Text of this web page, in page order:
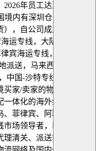
年员工达到100人，
内有深圳仓，广东东
，自公司成立便致力于
运专线，大陆-台湾空运
宾海运专线，中国-菲律
派送，马来西亚/泰国/新
中国-沙特专线，双清门
家/卖家的物流商品需
体化的海外综合服务平
菲律宾、阿联酋、沙特
场领导者，我们为客户
清关、派送等增值服